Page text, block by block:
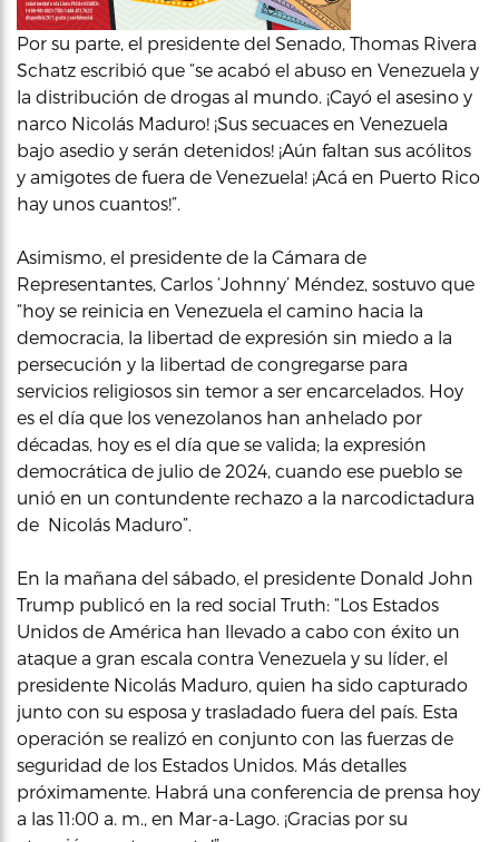
Por su parte, el presidente del Senado, Thomas Rivera
Schatz escribió que “se acabó el abuso en Venezuela y
la distribución de drogas al mundo. ¡Cayó el asesino y
narco Nicolás Maduro! ¡Sus secuaces en Venezuela
bajo asedio y serán detenidos! ¡Aún faltan sus acólitos
y amigotes de fuera de Venezuela! ¡Acá en Puerto Rico
hay unos cuantos!”.
Asimismo, el presidente de la Cámara de
Representantes, Carlos ‘Johnny’ Méndez, sostuvo que
“hoy se reinicia en Venezuela el camino hacia la
democracia, la libertad de expresión sin miedo a la
persecución y la libertad de congregarse para
servicios religiosos sin temor a ser encarcelados. Hoy
es el día que los venezolanos han anhelado por
décadas, hoy es el día que se valida; la expresión
democrática de julio de 2024, cuando ese pueblo se
unió en un contundente rechazo a la narcodictadura
de Nicolás Maduro”.
En la mañana del sábado, el presidente Donald John
Trump publicó en la red social Truth: “Los Estados
Unidos de América han llevado a cabo con éxito un
ataque a gran escala contra Venezuela y su líder, el
presidente Nicolás Maduro, quien ha sido capturado
junto con su esposa y trasladado fuera del país. Esta
operación se realizó en conjunto con las fuerzas de
seguridad de los Estados Unidos. Más detalles
próximamente. Habrá una conferencia de prensa hoy
a las 11:00 a. m., en Mar-a-Lago. ¡Gracias por su